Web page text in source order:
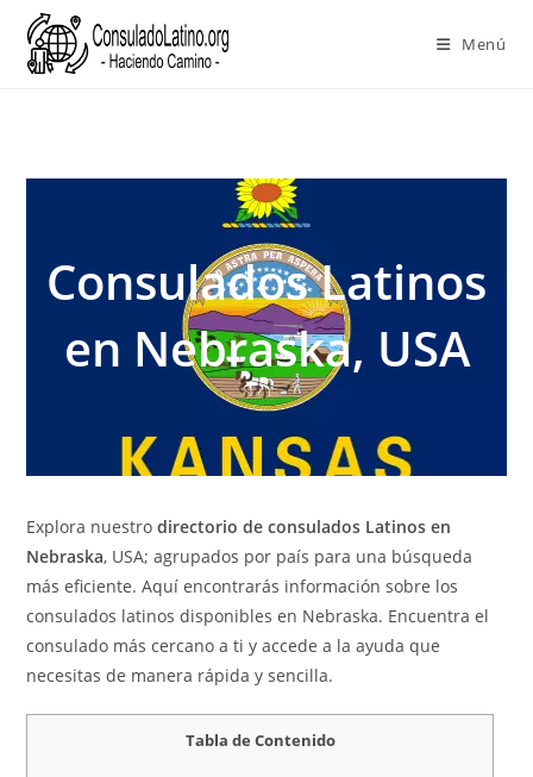
Menú
Consulados Latinos
en Nebraska, USA
Explora nuestrodirectorio de consulados Latinos en
Nebraska, USA; agrupados por país para una búsqueda
más eficiente. Aquí encontrarás información sobre los
consulados latinos disponibles en Nebraska. Encuentra el
consulado más cercano a ti y accede a la ayuda que
necesitas de manera rápida y sencilla.
Tabla de Contenido